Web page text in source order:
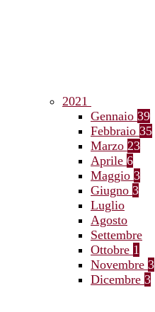
2021
Gennaio 39
Febbraio 35
Marzo 23
Aprile 6
Maggio 3
Giugno 3
Luglio
Agosto
Settembre
Ottobre 1
Novembre 3
Dicembre 3